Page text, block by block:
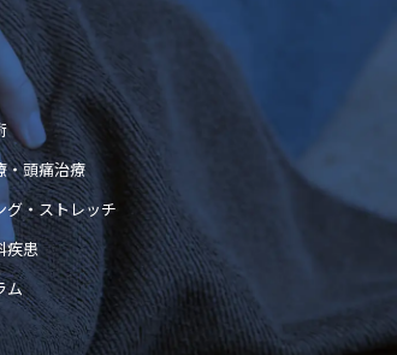
・頭痛治療
グ・ストレッチ
疾患
ム